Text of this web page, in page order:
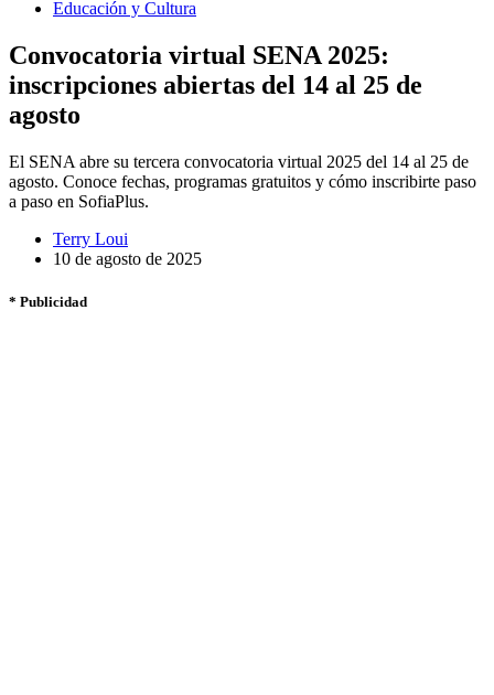
Educación y Cultura
Convocatoria virtual SENA 2025:
inscripciones abiertas del 14 al 25 de
agosto
El SENA abre su tercera convocatoria virtual 2025 del 14 al 25 de
agosto. Conoce fechas, programas gratuitos y cómo inscribirte paso
a paso en SofiaPlus.
Terry Loui
10 de agosto de 2025
* Publicidad